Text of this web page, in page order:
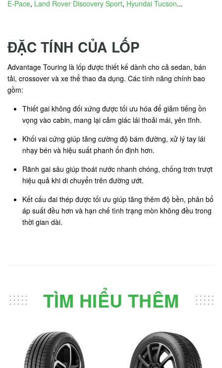
E-Pace, Land Rover Discovery Sport, Hyundai Tucson...
ĐẶC TÍNH CỦA LỐP
Advantage Touring là lốp được thiết kế dành cho cả sedan, bán
tải, crossover và xe thể thao đa dụng. Các tính năng chính bao
gồm:
Thiết gai không đối xứng được tối ưu hóa để giảm tiếng ồn
vọng vào cabin, mang lại cảm giác lái thoải mái, yên tĩnh.
Khối vai cứng giúp tăng cường độ bám đường, xử lý tay lái
nhạy bén và hiệu suất phanh ổn định hơn.
Rãnh gai sâu giúp thoát nước nhanh chóng, chống trơn trượt
hiệu quả khi di chuyển trên đường ướt.
Kết cấu đai thép được tối ưu giúp tăng thêm độ bền, phân bổ
áp suất đều hơn và hạn chế tình trạng mòn không đều trong
thời gian dài.
TÌM HIỂU THÊM